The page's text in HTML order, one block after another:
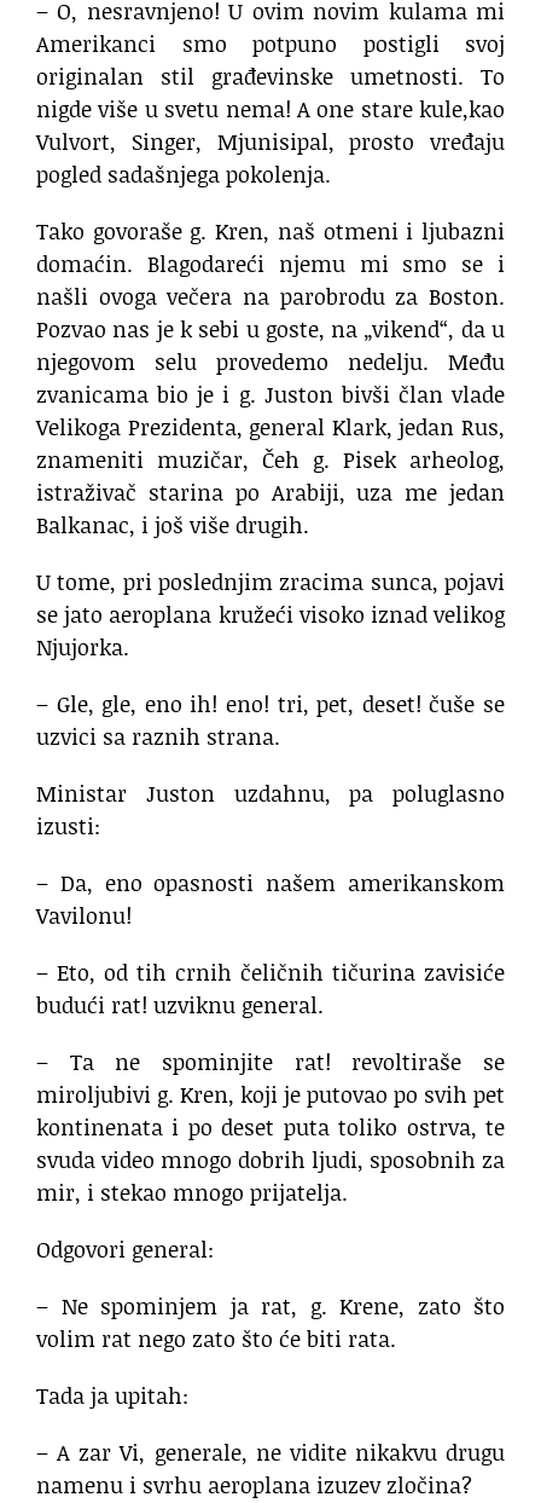
– O, nesravnjeno! U ovim novim kulama mi
Amerikanci smo potpuno postigli svoj
originalan stil građevinske umetnosti. To
nigde više u svetu nema! A one stare kule,kao
Vulvort, Singer, Mjunisipal, prosto vređaju
pogled sadašnjega pokolenja.
Tako govoraše g. Kren, naš otmeni i ljubazni
domaćin. Blagodareći njemu mi smo se i
našli ovoga večera na parobrodu za Boston.
Pozvao nas je k sebi u goste, na „vikend“, da u
njegovom selu provedemo nedelju. Među
zvanicama bio je i g. Juston bivši član vlade
Velikoga Prezidenta, general Klark, jedan Rus,
znameniti muzičar, Čeh g. Pisek arheolog,
istraživač starina po Arabiji, uza me jedan
Balkanac, i još više drugih.
U tome, pri poslednjim zracima sunca, pojavi
se jato aeroplana kružeći visoko iznad velikog
Njujorka.
– Gle, gle, eno ih! eno! tri, pet, deset! čuše se
uzvici sa raznih strana.
Ministar Juston uzdahnu, pa poluglasno
izusti:
– Da, eno opasnosti našem amerikanskom
Vavilonu!
– Eto, od tih crnih čeličnih tičurina zavisiće
budući rat! uzviknu general.
– Ta ne spominjite rat! revoltiraše se
miroljubivi g. Kren, koji je putovao po svih pet
kontinenata i po deset puta toliko ostrva, te
svuda video mnogo dobrih ljudi, sposobnih za
mir, i stekao mnogo prijatelja.
Odgovori general:
– Ne spominjem ja rat, g. Krene, zato što
volim rat nego zato što će biti rata.
Tada ja upitah:
– A zar Vi, generale, ne vidite nikakvu drugu
namenu i svrhu aeroplana izuzev zločina?